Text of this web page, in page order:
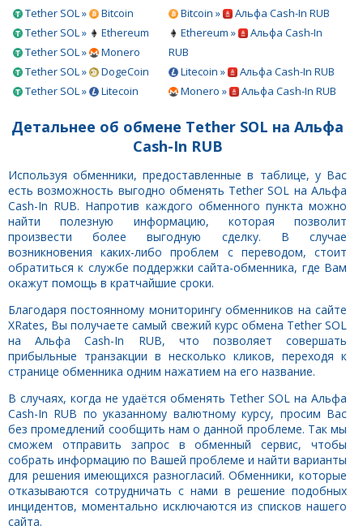
Tether SOL »
Bitcoin
Tether SOL »
Ethereum
Tether SOL »
Monero
Tether SOL »
DogeCoin
Tether SOL »
Litecoin
Bitcoin »
Альфа Cash-In RUB
Ethereum »
Альфа Cash-In
RUB
Litecoin »
Альфа Cash-In RUB
Monero »
Альфа Cash-In RUB
Детальнее об обмене Tether SOL на Альфа
Cash-In RUB
Используя обменники, предоставленные в таблице, у Вас
есть возможность выгодно обменять Tether SOL на Альфа
Cash-In RUB. Напротив каждого обменного пункта можно
найти полезную информацию, которая позволит
произвести более выгодную сделку. В случае
возникновения каких-либо проблем с переводом, стоит
обратиться к службе поддержки сайта-обменника, где Вам
окажут помощь в кратчайшие сроки.
Благодаря постоянному мониторингу обменников на сайте
XRates, Вы получаете самый свежий курс обмена Tether SOL
на Альфа Cash-In RUB, что позволяет совершать
прибыльные транзакции в несколько кликов, переходя к
странице обменника одним нажатием на его название.
В случаях, когда не удаётся обменять Tether SOL на Альфа
Cash-In RUB по указанному валютному курсу, просим Вас
без промедлений сообщить нам о данной проблеме. Так мы
сможем отправить запрос в обменный сервис, чтобы
собрать информацию по Вашей проблеме и найти варианты
для решения имеющихся разногласий. Обменники, которые
отказываются сотрудничать с нами в решение подобных
инцидентов, моментально исключаются из списков нашего
сайта.